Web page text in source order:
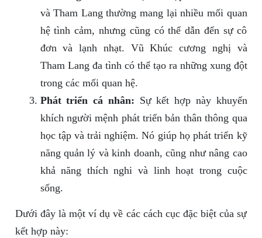
và Tham Lang thường mang lại nhiều mối quan
hệ tình cảm, nhưng cũng có thể dẫn đến sự cô
đơn và lạnh nhạt. Vũ Khúc cương nghị và
Tham Lang đa tình có thể tạo ra những xung đột
trong các mối quan hệ.
Phát triển cá nhân: Sự kết hợp này khuyến
khích người mệnh phát triển bản thân thông qua
học tập và trải nghiệm. Nó giúp họ phát triển kỹ
năng quản lý và kinh doanh, cũng như nâng cao
khả năng thích nghi và linh hoạt trong cuộc
sống.
Dưới đây là một ví dụ về các cách cục đặc biệt của sự
kết hợp này: